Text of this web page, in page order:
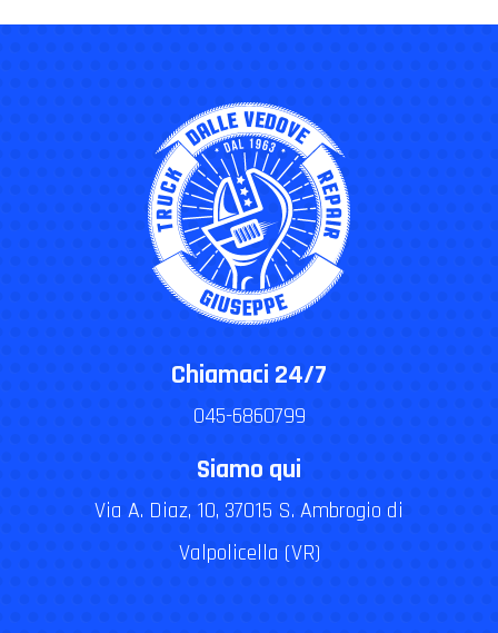
Chiamaci 24/7
045-6860799
Siamo qui
Via A. Diaz, 10, 37015 S. Ambrogio di
Valpolicella (VR)